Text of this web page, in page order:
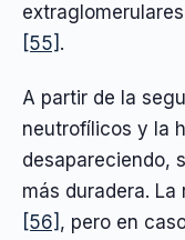
[55] .
A partir de la
neutrofílicos y la
desapareciendo,
más duradera.
[56] , pero en